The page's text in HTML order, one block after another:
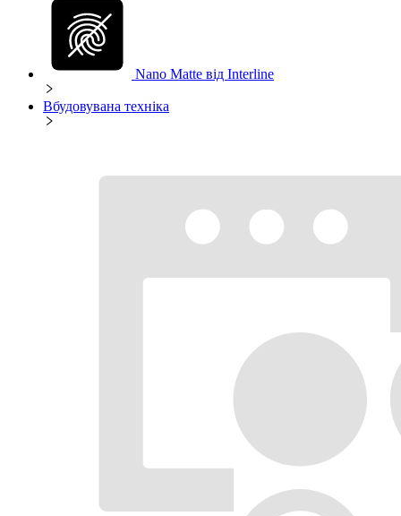
Nano Matte від Interline
Вбудовувана техніка